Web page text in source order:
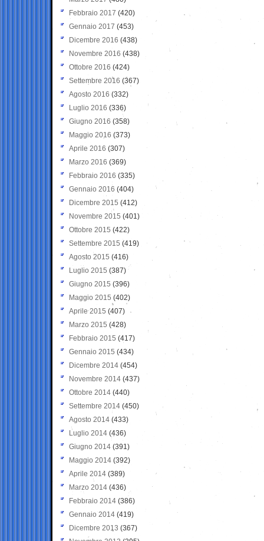
Febbraio 2017 (420)
Gennaio 2017 (453)
Dicembre 2016 (438)
Novembre 2016 (438)
Ottobre 2016 (424)
Settembre 2016 (367)
Agosto 2016 (332)
Luglio 2016 (336)
Giugno 2016 (358)
Maggio 2016 (373)
Aprile 2016 (307)
Marzo 2016 (369)
Febbraio 2016 (335)
Gennaio 2016 (404)
Dicembre 2015 (412)
Novembre 2015 (401)
Ottobre 2015 (422)
Settembre 2015 (419)
Agosto 2015 (416)
Luglio 2015 (387)
Giugno 2015 (396)
Maggio 2015 (402)
Aprile 2015 (407)
Marzo 2015 (428)
Febbraio 2015 (417)
Gennaio 2015 (434)
Dicembre 2014 (454)
Novembre 2014 (437)
Ottobre 2014 (440)
Settembre 2014 (450)
Agosto 2014 (433)
Luglio 2014 (436)
Giugno 2014 (391)
Maggio 2014 (392)
Aprile 2014 (389)
Marzo 2014 (436)
Febbraio 2014 (386)
Gennaio 2014 (419)
Dicembre 2013 (367)